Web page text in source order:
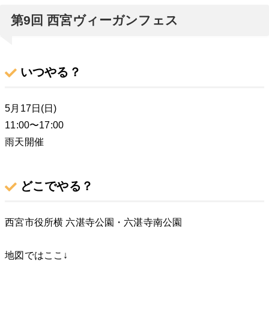
第9回 西宮ヴィーガンフェス
いつやる？
5月17日(日)
11:00〜17:00
雨天開催
どこでやる？
西宮市役所横 六湛寺公園・六湛寺南公園
地図ではここ↓